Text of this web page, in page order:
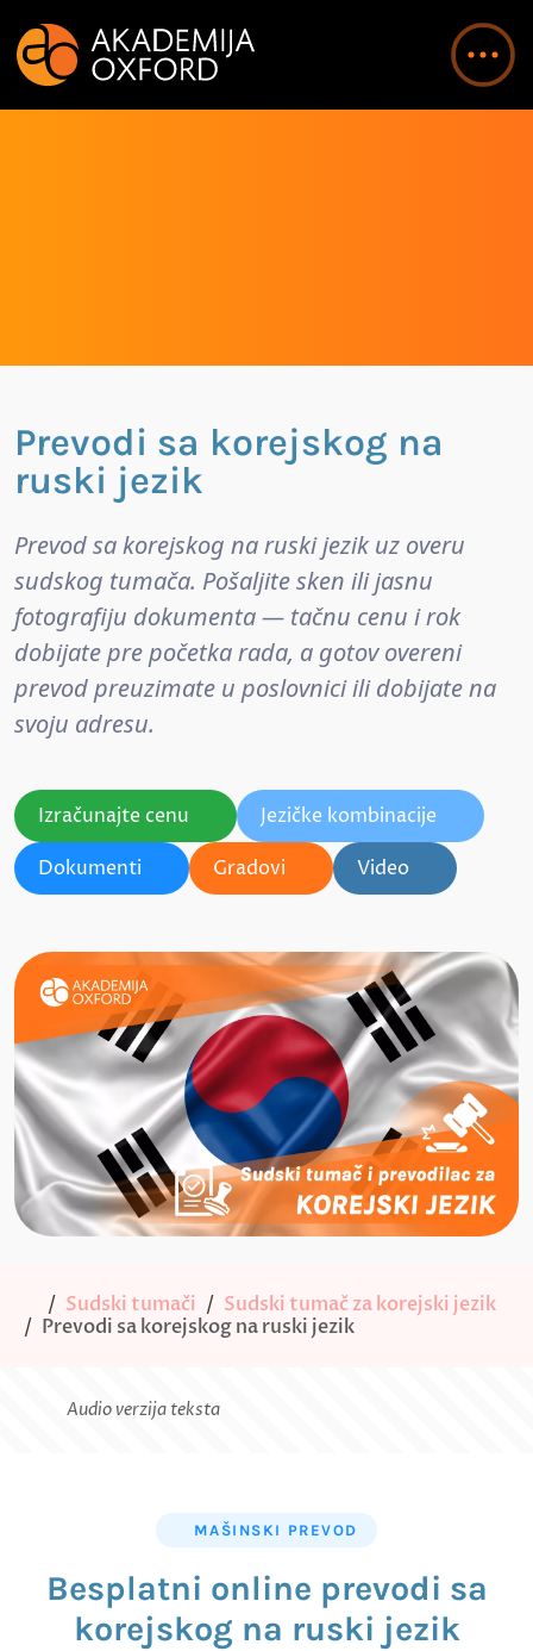
Prevodi sa korejskog na
ruski jezik
Prevod sa korejskog na ruski jezik uz overu
sudskog tumača. Pošaljite sken ili jasnu
fotografiju dokumenta — tačnu cenu i rok
dobijate pre početka rada, a gotov overeni
prevod preuzimate u poslovnici ili dobijate na
svoju adresu.
Izračunajte cenu
Jezičke kombinacije
Dokumenti
Gradovi Video
Sudski tumači
Sudski tumač za korejski jezik
Prevodi sa korejskog na ruski jezik
Audio verzija teksta
MAŠINSKI PREVOD
Besplatni online prevodi sa
korejskog na ruski jezik